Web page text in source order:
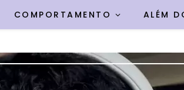
COMPORTAMENTO ALÉM